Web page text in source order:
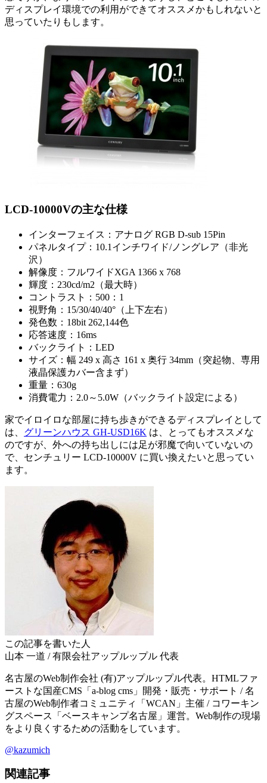
ディスプレイ環境での利用ができてオススメかもしれないと
思っていたりもします。
LCD-10000Vの主な仕様
インターフェイス：アナログ RGB D-sub 15Pin
パネルタイプ：10.1インチワイド/ノングレア（非光
沢）
解像度：フルワイドXGA 1366 x 768
輝度：230cd/m2（最大時）
コントラスト：500：1
視野角：15/30/40/40°（上下左右）
発色数：18bit 262,144色
応答速度：16ms
バックライト：LED
サイズ：幅 249 x 高さ 161 x 奥行 34mm（突起物、専用
液晶保護カバー含まず）
重量：630g
消費電力：2.0～5.0W（バックライト設定による）
家でイロイロな部屋に持ち歩きができるディスプレイとして
は、 グリーンハウス GH-USD16K は、とってもオススメな
のですが、外への持ち出しには足が邪魔で向いていないの
で、センチュリー LCD-10000V に買い換えたいと思ってい
ます。
この記事を書いた人
山本 一道 / 有限会社アップルップル 代表
名古屋のWeb制作会社 (有)アップルップル代表。HTMLファ
ーストな国産CMS「a-blog cms」開発・販売・サポート / 名
古屋のWeb制作者コミュニティ「WCAN」主催 / コワーキン
グスペース「ベースキャンプ名古屋」運営。Web制作の現場
をより良くするための活動をしています。
@kazumich
関連記事